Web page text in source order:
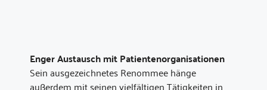
Enger Austausch mit Patientenorganisationen
Sein ausgezeichnetes Renommee hänge